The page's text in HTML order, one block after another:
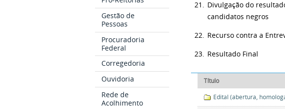
Gestão de
Pessoas
Procuradoria
Federal
Corregedoria
Ouvidoria
Rede de
Acolhimento
21. Divulgação do
candidatos negros
22. Recurso contra a
23. Resultado Final
Título
Edital (abertura,